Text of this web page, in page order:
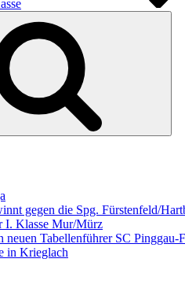
gegen die Spg. Fürstenfeld/
I. Klasse Mur/Mürz
neuen Tabellenführer SC Pinggau-
in Krieglach